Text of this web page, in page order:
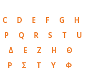
C D E F G
H
P Q R S T
U
Δ Ε Ζ Η
Θ
Ρ Σ Τ Υ
Φ